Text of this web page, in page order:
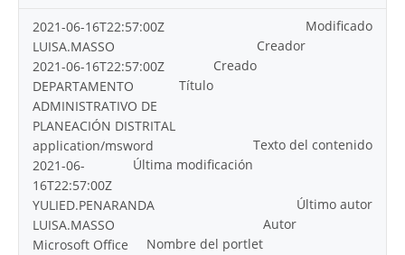
Modificado
2021-06-16T22:57:00Z
Creador
LUISA.MASSO
Creado
2021-06-16T22:57:00Z
Título
DEPARTAMENTO
ADMINISTRATIVO DE
PLANEACIÓN DISTRITAL
Texto del contenido
application/msword
Última modificación
2021-06-
16T22:57:00Z
Último autor
YULIED.PENARANDA
Autor
LUISA.MASSO
Nombre del portlet
Microsoft Office